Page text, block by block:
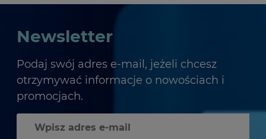
Newsletter
Podaj swój adres e-mail, jeżeli chcesz
otrzymywać informacje o nowościach i
promocjach.